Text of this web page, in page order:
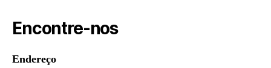
Encontre-nos
Endereço